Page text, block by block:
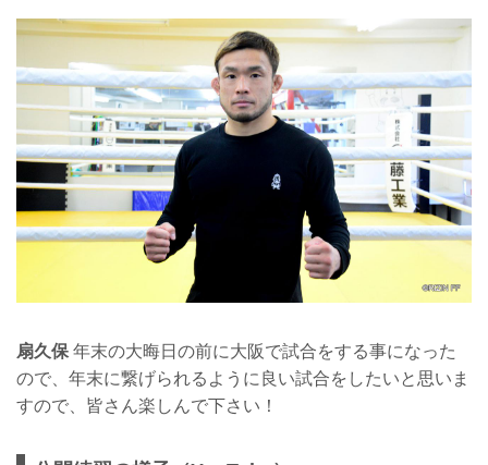
扇久保 年末の大晦日の前に大阪で試合をする事になった
ので、年末に繋げられるように良い試合をしたいと思いま
すので、皆さん楽しんで下さい！